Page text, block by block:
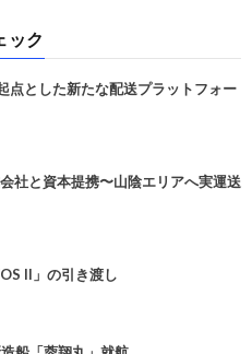
ック
とした新たな配送プラットフォー
社と資本提携〜山陰エリアへ実運送
II」の引き渡し